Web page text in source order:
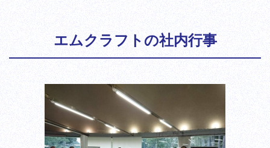
エムクラフトの社内行事